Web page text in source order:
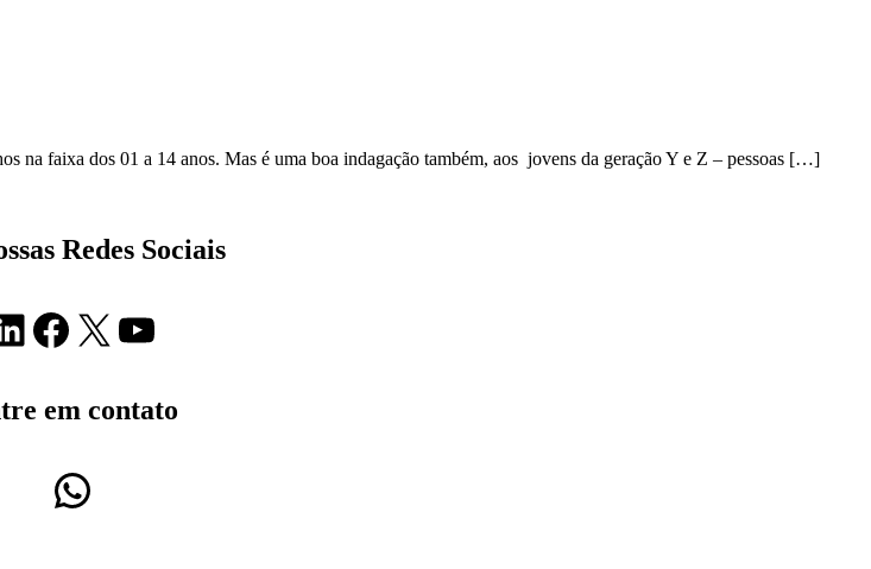
na faixa dos 01 a 14 anos. Mas é uma boa indagação também, aos jovens da geração Y e Z – pessoas […]
Redes Sociais
Facebook
X Youtube
em contato
WhatsApp